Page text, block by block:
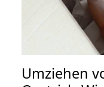
Umziehen